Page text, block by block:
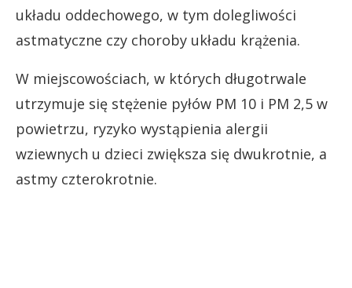
układu oddechowego, w tym dolegliwości
astmatyczne czy choroby układu krążenia.
W miejscowościach, w których długotrwale
utrzymuje się stężenie pyłów PM 10 i PM 2,5 w
powietrzu, ryzyko wystąpienia alergii
wziewnych u dzieci zwiększa się dwukrotnie, a
astmy czterokrotnie.